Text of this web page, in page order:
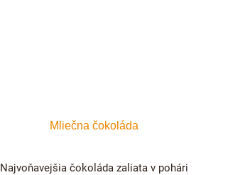
Mliečna čokoláda
Najvoňavejšia čokoláda zaliata v pohári